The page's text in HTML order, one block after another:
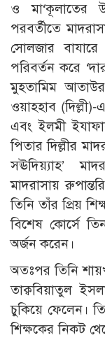
ও মা‘কূলাতের
পরবর্তীতে
সোলজার বাযারে
পরিবর্তন করে
মুহতামিম
ওয়াহহাব
এবং ইলমী
পিতার দিল্লীর
সঊদিয়্যাহ’
মাদরাসায়
তিনি তাঁর প্রিয়
বিশেষ কোর্সে
অর্জন করেন।
অতঃপর তিনি
তাক্ববিয়াতুল
চুকিয়ে ফেলেন।
শিক্ষকের নিকট